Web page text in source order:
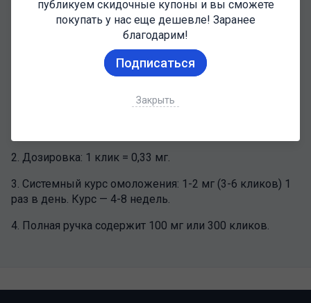
публикуем скидочные купоны и вы сможете
покупать у нас еще дешевле! Заранее
благодарим!
Подписаться
Закрыть
3-4 раза в неделю курсом от 7-10 недель.
Общее восстановление: Ускоряет заживление ран,
оказывает противовоспалительное и антиоксидантное
2. Дозировка: 1 клик = 0,33 мг.
3. Системный курс омоложения: 1-2 мг (3-6 кликов) 1
раз в день. Курс — 4-8 недель.
4. Полная ручка содержит 100 мг или 300 кликов.